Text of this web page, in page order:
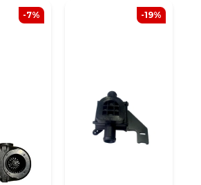
-7% -19%